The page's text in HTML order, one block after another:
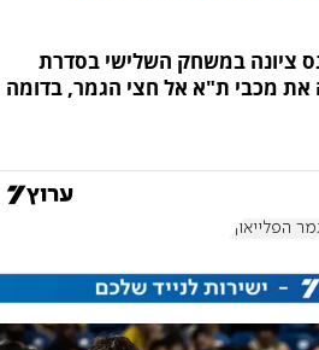
ציונה במשחק השלישי בסדרת
את מכבי ת"א אל חצי הגמר, בדומה
הפלייאוף